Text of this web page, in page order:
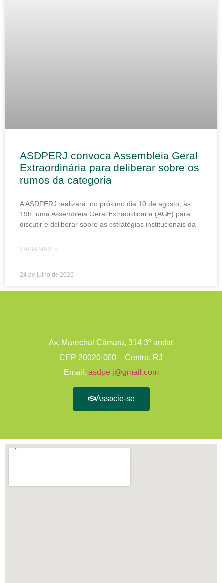
ASDPERJ convoca Assembleia Geral
Extraordinária para deliberar sobre os
rumos da categoria
A ASDPERJ realizará, no próximo dia 10 de agosto, às
19h, uma Assembleia Geral Extraordinária (AGE) para
discutir e deliberar sobre as estratégias institucionais da
SAIBA MAIS »
24 de julho de 2026
Av. Marechal Câmara, 314 3º andar
CEP 20020-080 – Centro, RJ
Email: asdperj@gmail.com
Associe-se